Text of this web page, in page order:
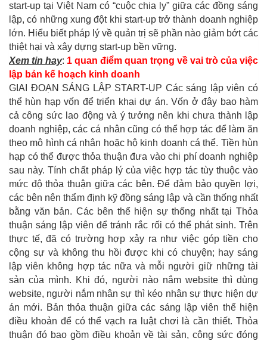
start-up tại Việt Nam có “cuộc chia ly” giữa các đồng sáng
lập, có những xung đột khi start-up trở thành doanh nghiệp
lớn. Hiểu biết pháp lý về quản trị sẽ phần nào giảm bớt các
thiệt hại và xây dựng start-up bền vững.
Xem tin hay: 1 quan điểm quan trọng về vai trò của việc
lập bản kế hoạch kinh doanh
GIAI ĐOẠN SÁNG LẬP START-UP Các sáng lập viên có
thể hùn hạp vốn để triển khai dự án. Vốn ở đây bao hàm
cả công sức lao động và ý tưởng nên khi chưa thành lập
doanh nghiệp, các cá nhân cũng có thể hợp tác để làm ăn
theo mô hình cá nhân hoặc hộ kinh doanh cá thể. Tiền hùn
hạp có thể được thỏa thuận đưa vào chi phí doanh nghiệp
sau này. Tính chất pháp lý của việc hợp tác tùy thuộc vào
mức độ thỏa thuận giữa các bên. Để đảm bảo quyền lợi,
các bên nên thẩm định kỹ đồng sáng lập và cần thống nhất
bằng văn bản. Các bên thể hiện sự thống nhất tại Thỏa
thuận sáng lập viên để tránh rắc rối có thể phát sinh. Trên
thực tế, đã có trường hợp xảy ra như việc góp tiền cho
cộng sự và không thu hồi được khi có chuyện; hay sáng
lập viên không hợp tác nữa và mỗi người giữ những tài
sản của mình. Khi đó, người nào nắm website thì dùng
website, người nắm nhân sự thì kéo nhân sự thực hiện dự
án mới. Bản thỏa thuận giữa các sáng lập viên thể hiện
điều khoản để có thể vạch ra luật chơi là cần thiết. Thỏa
thuận đó bao gồm điều khoản về tài sản, công sức đóng